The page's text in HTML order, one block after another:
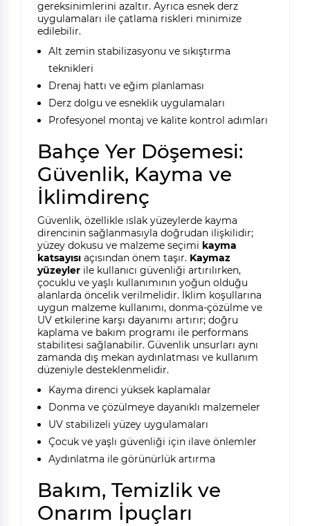
gereksinimlerini azaltır. Ayrıca esnek derz
uygulamaları ile çatlama riskleri minimize
edilebilir.
Alt zemin stabilizasyonu ve sıkıştırma
teknikleri
Drenaj hattı ve eğim planlaması
Derz dolgu ve esneklik uygulamaları
Profesyonel montaj ve kalite kontrol adımları
Bahçe Yer Döşemesi:
Güvenlik, Kayma ve
İklimdirenç
Güvenlik, özellikle ıslak yüzeylerde kayma
direncinin sağlanmasıyla doğrudan ilişkilidir;
yüzey dokusu ve malzeme seçimi kayma
katsayısıaçısından önem taşır. Kaymaz
yüzeylerile kullanıcı güvenliği artırılırken,
çocuklu ve yaşlı kullanımının yoğun olduğu
alanlarda öncelik verilmelidir. İklim koşullarına
uygun malzeme kullanımı, donma-çözülme ve
UV etkilerine karşı dayanımı artırır; doğru
kaplama ve bakım programı ile performans
stabilitesi sağlanabilir. Güvenlik unsurları aynı
zamanda dış mekan aydınlatması ve kullanım
düzeniyle desteklenmelidir.
Kayma direnci yüksek kaplamalar
Donma ve çözülmeye dayanıklı malzemeler
UV stabilizeli yüzey uygulamaları
Çocuk ve yaşlı güvenliği için ilave önlemler
Aydınlatma ile görünürlük artırma
Bakım, Temizlik ve
Onarım İpuçları